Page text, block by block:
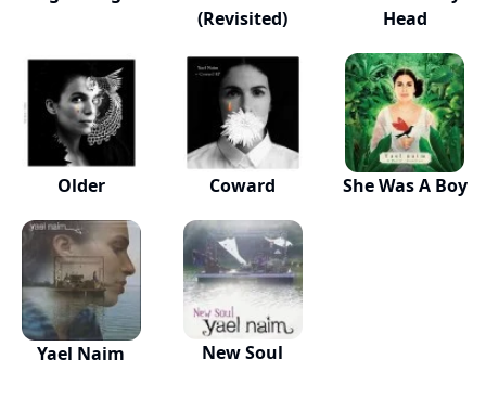
(Revisited)
Head
Older Coward She Was A Boy
Yael Naim New Soul